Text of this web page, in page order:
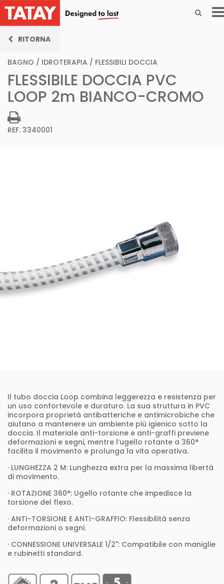
RITORNA
BAGNO / IDROTERAPIA / FLESSIBILI DOCCIA
FLESSIBILE DOCCIA PVC
LOOP 2m BIANCO-CROMO
REF. 3340001
Il tubo doccia Loop combina leggerezza e resistenza per
un uso confortevole e duraturo. La sua struttura in PVC
incorpora proprietà antibatteriche e antimicrobiche che
aiutano a mantenere un ambiente più igienico sotto la
doccia. Il materiale anti-torsione e anti-graffi previene
deformazioni e segni, mentre l’ugello rotante a 360°
facilita il movimento e prolunga la vita operativa.
· LUNGHEZZA 2 M: Lunghezza extra per la massima libertà
di movimento.
· ROTAZIONE 360°: Ugello rotante che impedisce la
torsione del flexo.
· ANTI-TORSIONE E ANTI-GRAFFIO: Flessibilità senza
deformazioni o segni.
· CONNESSIONE UNIVERSALE 1/2": Compatibile con maniglie
e rubinetti standard.